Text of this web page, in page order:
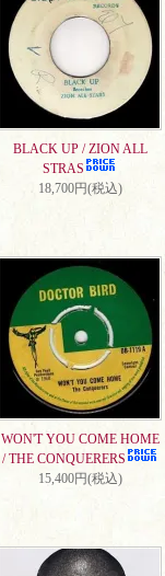
BLACK UP / ZION ALL
STRAS
18,700円(税込)
WON'T YOU COME HOME
/ THE CONQUERERS
15,400円(税込)